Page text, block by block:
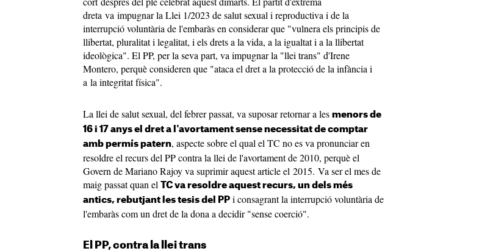
dreta va impugnar la Llei 1/2023 de salut sexual i reproductiva i de la
interrupció voluntària de l'embaràs en considerar que "vulnera els principis de
llibertat, pluralitat i legalitat, i els drets a la vida, a la igualtat i a la llibertat
ideològica". El PP, per la seva part, va impugnar la "llei trans" d'Irene
Montero, perquè consideren que "ataca el dret a la protecció de la infància i
a la integritat física".
La llei de salut sexual, del febrer passat, va suposar retornar a les menors de
16 i 17 anys el dret a l'avortament sense necessitat de comptar
amb permís patern, aspecte sobre el qual el TC no es va pronunciar en
resoldre el recurs del PP contra la llei de l'avortament de 2010, perquè el
Govern de Mariano Rajoy va suprimir aquest article el 2015. Va ser el mes de
maig passat quan el
TC va resoldre aquest recurs, un dels més
antics, rebutjant les tesis del PP i consagrant la interrupció voluntària de
l'embaràs com un dret de la dona a decidir "sense coerció".
El PP, contra la llei trans